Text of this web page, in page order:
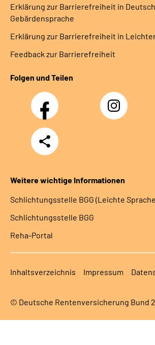
Erklärung zur Barrierefreiheit in
Gebärdensprache
Erklärung zur Barrierefreiheit in
Feedback zur Barrierefreiheit
Folgen und Teilen
Facebook Instagram
Teilen
Weitere wichtige Informationen
Schlich­tungs­stel­le BGG (Leichte
Schlich­tungs­stel­le BGG
Reha-Portal
Inhaltsverzeichnis Impressum
© Deutsche Rentenversicherung Bund